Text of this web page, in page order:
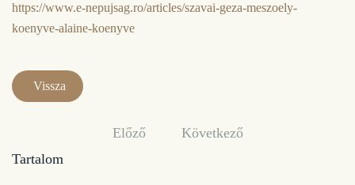
https://www.e-nepujsag.ro/articles/szavai-geza-meszoely-
koenyve-alaine-koenyve
Vissza
Előző
Következő
Tartalom